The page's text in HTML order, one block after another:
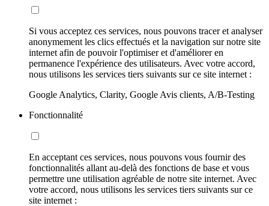
Si vous acceptez ces services, nous pouvons tracer et analyser
anonymement les clics effectués et la navigation sur notre site
internet afin de pouvoir l'optimiser et d'améliorer en
permanence l'expérience des utilisateurs. Avec votre accord,
nous utilisons les services tiers suivants sur ce site internet :
Google Analytics, Clarity, Google Avis clients, A/B-Testing
Fonctionnalité
En acceptant ces services, nous pouvons vous fournir des
fonctionnalités allant au-delà des fonctions de base et vous
permettre une utilisation agréable de notre site internet. Avec
votre accord, nous utilisons les services tiers suivants sur ce
site internet :